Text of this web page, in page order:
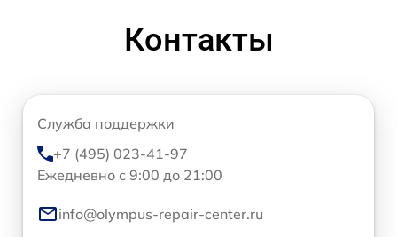
Контакты
Служба поддержки
+7 (495) 023-41-97
Ежедневно с 9:00 до 21:00
info@olympus-repair-center.ru